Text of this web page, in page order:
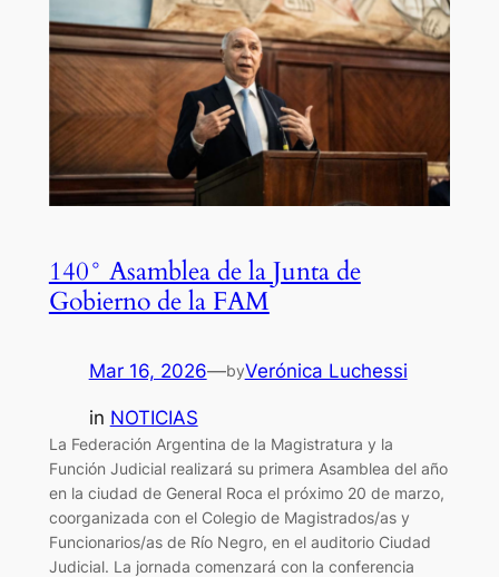
140° Asamblea de la Junta de
Gobierno de la FAM
Mar 16, 2026—byVerónica Luchessi
in NOTICIAS
La Federación Argentina de la Magistratura y la
Función Judicial realizará su primera Asamblea del año
en la ciudad de General Roca el próximo 20 de marzo,
coorganizada con el Colegio de Magistrados/as y
Funcionarios/as de Río Negro, en el auditorio Ciudad
Judicial. La jornada comenzará con la conferencia